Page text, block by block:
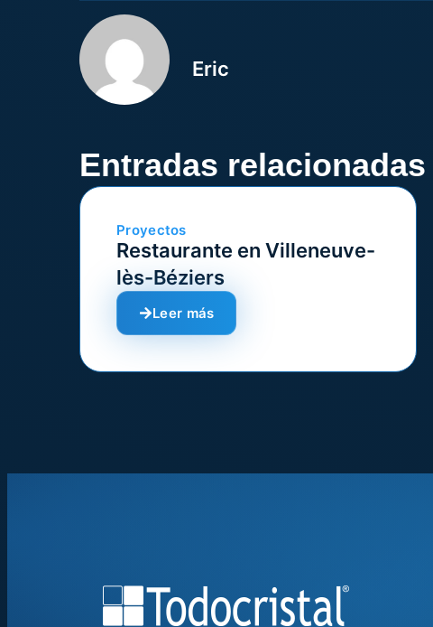
Eric
Entradas relacionadas
Proyectos
Restaurante en Villeneuve-
lès-Béziers
Leer más